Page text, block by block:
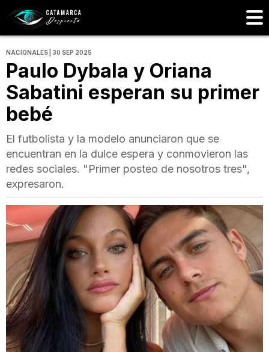
NACIONALES | 30 SEP 2025
Paulo Dybala y Oriana
Sabatini esperan su primer
bebé
El futbolista y la modelo anunciaron que se
encuentran en la dulce espera y conmovieron las
redes sociales. "Primer posteo de nosotros tres",
expresaron.